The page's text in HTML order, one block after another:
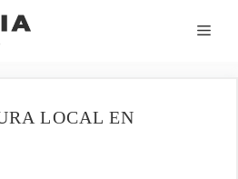
LOCAL EN